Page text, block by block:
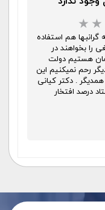
هم استفاده
را بخواهند در
هستیم دولت
رحم نمیکنیم این
. دکتر کیانی
درصد افتخار